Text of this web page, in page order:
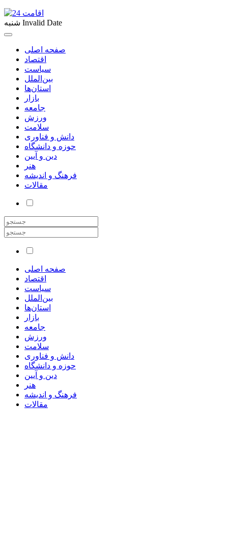
شنبه Invalid Date
صفحه اصلی
اقتصاد
سیاست
بین‌الملل
استان‌ها
بازار
جامعه
ورزش
سلامت
دانش و فناوری
حوزه و دانشگاه
دین و آیین
هنر
فرهنگ و اندیشه
مقالات
صفحه اصلی
اقتصاد
سیاست
بین‌الملل
استان‌ها
بازار
جامعه
ورزش
سلامت
دانش و فناوری
حوزه و دانشگاه
دین و آیین
هنر
فرهنگ و اندیشه
مقالات